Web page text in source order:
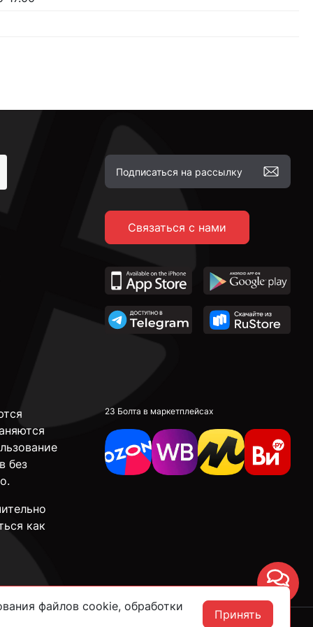
Связаться с нами
без
как
23 Болта в маркетплейсах
файлов cookie, обработки
Принять